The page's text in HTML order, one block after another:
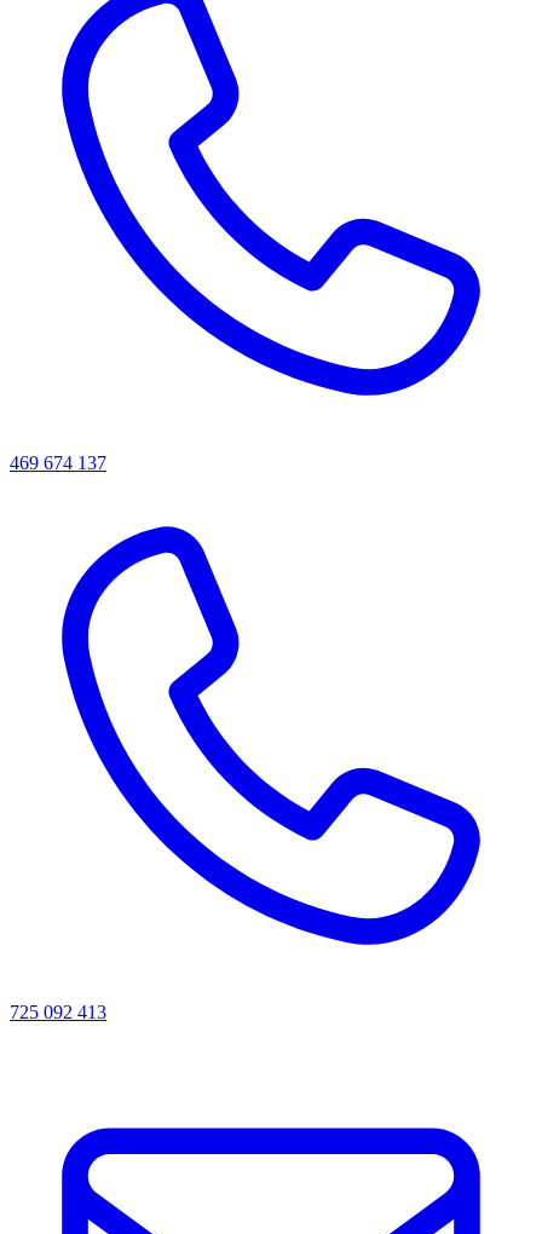
469 674 137
725 092 413